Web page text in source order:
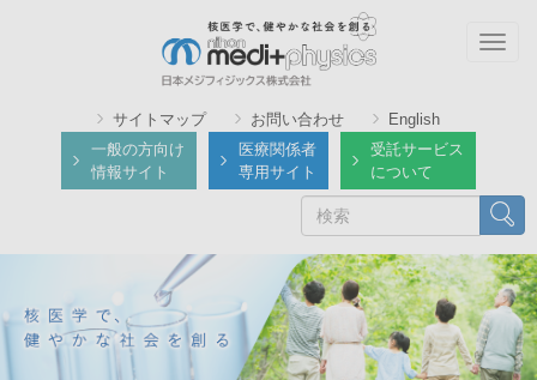
サイトマップ お問い合わせ
English
一般の方向け
情報サイト
医療関係者
専用サイト
受託サービス
について
検索